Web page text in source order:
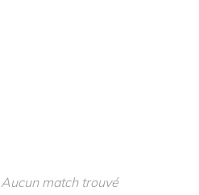
Aucun match trouvé